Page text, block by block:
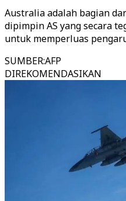
Australia adalah bagian
dipimpin AS yang secara
untuk memperluas
SUMBER:AFP
DIREKOMENDASIKAN